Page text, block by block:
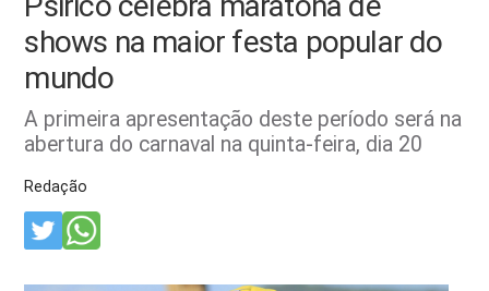
shows na maior festa popular do
mundo
A primeira apresentação deste período será na
abertura do carnaval na quinta-feira, dia 20
Redação